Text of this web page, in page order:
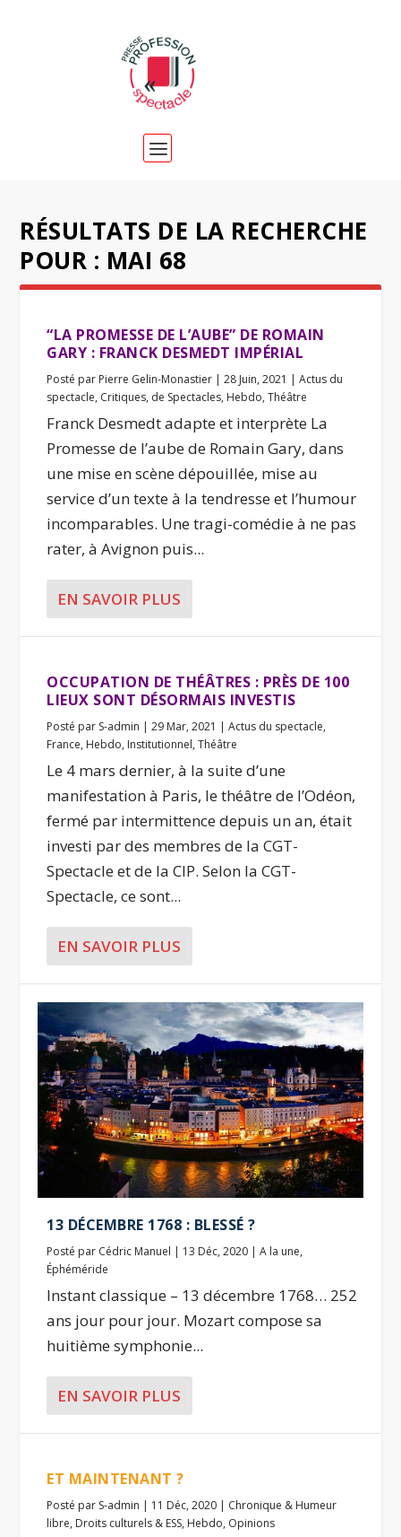
RÉSULTATS DE LA RECHERCHE
POUR : MAI 68
“LA PROMESSE DE L’AUBE” DE ROMAIN
GARY : FRANCK DESMEDT IMPÉRIAL
Posté par Pierre Gelin-Monastier |28 Juin, 2021 |Actus du
spectacle, Critiques, de Spectacles, Hebdo,Théâtre
Franck Desmedt adapte et interprète La
Promesse de l’aube de Romain Gary, dans
une mise en scène dépouillée, mise au
service d’un texte à la tendresse et l’humour
incomparables. Une tragi-comédie à ne pas
rater, à Avignon puis...
EN SAVOIR PLUS
OCCUPATION DE THÉÂTRES : PRÈS DE 100
LIEUX SONT DÉSORMAIS INVESTIS
Posté par S-admin |29 Mar, 2021 |Actus du spectacle,
France, Hebdo, Institutionnel,Théâtre
Le 4 mars dernier, à la suite d’une
manifestation à Paris, le théâtre de l’Odéon,
fermé par intermittence depuis un an, était
investi par des membres de la CGT-
Spectacle et de la CIP. Selon la CGT-
Spectacle, ce sont...
EN SAVOIR PLUS
13 DÉCEMBRE 1768 : BLESSÉ ?
Posté par Cédric Manuel | 13 Déc, 2020 |A la une,
Éphéméride
Instant classique – 13 décembre 1768… 252
ans jour pour jour. Mozart compose sa
huitième symphonie...
EN SAVOIR PLUS
ET MAINTENANT ?
Posté par S-admin | 11 Déc, 2020 | Chronique & Humeur
libre, Droits culturels & ESS, Hebdo, Opinions